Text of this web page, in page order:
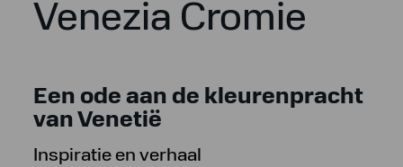
Venezia Cromie
Een ode aan de kleurenpracht
van Venetië
Inspiratie en verhaal